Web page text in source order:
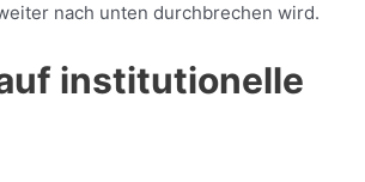
nach unten durchbrechen wird.
institutionelle